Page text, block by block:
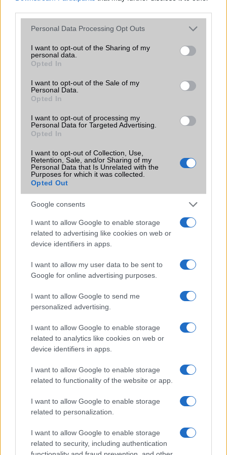
Please note that this website/app uses one or more Google
not limited to your visit or usage behaviour. You may click to
grant or deny consent to Google and its third-party tags to
use your data for below specified purposes in below Google
consent section.
Personal Data Processing Opt Outs
I want to opt-out of the Sharing of my
personal data.
Opted In
I want to opt-out of the Sale of my
Personal Data.
Opted In
I want to opt-out of processing my
Personal Data for Targeted Advertising.
Opted In
I want to opt-out of Collection, Use,
Retention, Sale, and/or Sharing of my
Personal Data that Is Unrelated with the
Purposes for which it was collected.
Opted Out
Google consents
I want to allow Google to enable storage
related to advertising like cookies on web or
device identifiers in apps.
I want to allow my user data to be sent to
Google for online advertising purposes.
I want to allow Google to send me
personalized advertising.
I want to allow Google to enable storage
related to analytics like cookies on web or
device identifiers in apps.
I want to allow Google to enable storage
related to functionality of the website or app.
I want to allow Google to enable storage
related to personalization.
I want to allow Google to enable storage
related to security, including authentication
KAPCSOLÓDÓ HÍREK
Google Play néven jöhet a keresőóriás első saját tabletje
Galaxy Nexus tablet 149 dollárért?
Itt vannak az első Galaxy Note 8.0 élőképek!
Egy nappal az MWC elõtt: megjelent a Samsung Galaxy
Note 8.0
MWC: így működik a Samsung Note 8.0 és az S Pen
Számos népszerű Samsung Galaxy készülék kimarad a One
UI 9 frissítésből – itt a lista az érintett modellekről
iPhone 18 bemutató dátum - ekkor rántja le a leplet az
Az Android rejtett automatizmusai: hat funkció, amely
észrevétlenül könnyíti meg a mindennapokat
Ez a rejtett Samsung funkció teljesen megváltoztatja a
mobilhasználatot – sokan mégsem tudnak róla
Nem biztos, hogy érdemes kivárni az iPhone 18 Prot
A Galaxy S25 is megkaphatja a Galaxy S26 egyik legjobb
Élőképeken a Dark Cherry színű iPhone 18 Pro Max!